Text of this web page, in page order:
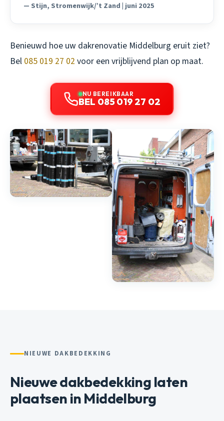
— Stijn, Stromenwijk/’t Zand | juni 2025
Benieuwd hoe uw dakrenovatie Middelburg eruit ziet?
Bel 085 019 27 02 voor een vrijblijvend plan op maat.
NU BEREIKBAAR
BEL 085 019 27 02
NIEUWE DAKBEDEKKING
Nieuwe dakbedekking laten
plaatsen in Middelburg